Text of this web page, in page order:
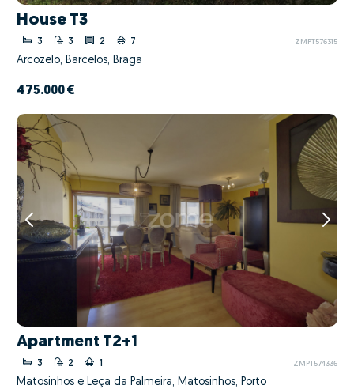
House T3
3 3 2 7 ZMPT576315
Arcozelo, Barcelos, Braga
475.000 €
Apartment T2+1
3 2 1 ZMPT574336
Matosinhos e Leça da Palmeira, Matosinhos, Porto